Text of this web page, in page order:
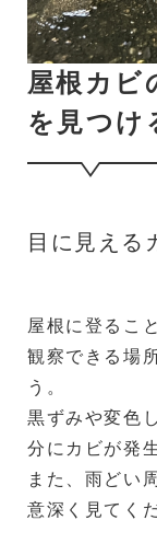
屋根カビ
を見つけ
目に見える
屋根に登るこ
観察できる場
う。
黒ずみや変色
分にカビが発
また、雨どい
意深く見てく